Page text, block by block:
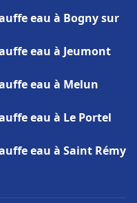
eau à Bogny sur
eau à Jeumont
eau à Melun
eau à Le Portel
eau à Saint Rémy